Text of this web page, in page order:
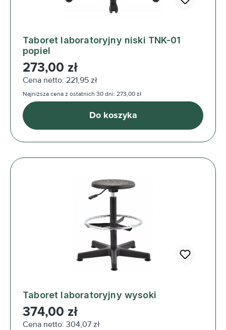
Taboret laboratoryjny niski TNK-01
popiel
Cena regularna:
273,00 zł
Cena netto: 221,95 zł
Najniższa cena z ostatnich 30 dni: 273,00 zł
Do koszyka
Taboret laboratoryjny wysoki
Cena regularna:
374,00 zł
Cena netto: 304,07 zł